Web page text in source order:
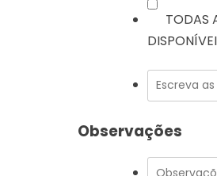
TODAS
Observações